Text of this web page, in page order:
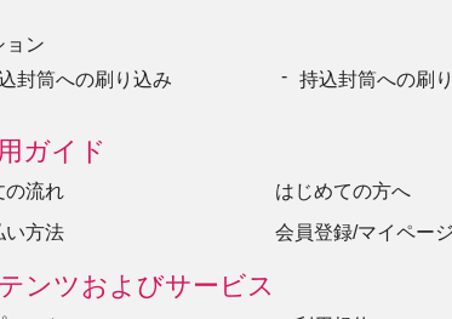
ョン
封筒への刷り込み
持込封筒への刷
ガイド
の流れ はじめての方へ
い方法
会員登録/マイページ
ンツおよびサービス